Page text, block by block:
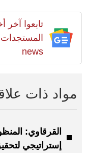
تابعوا آخر
news
مواد ذات
القرقاوي:
إستراتيجي